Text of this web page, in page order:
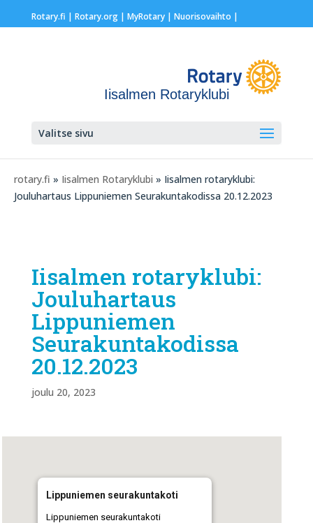
Rotary.fi | Rotary.org| MyRotary | Nuorisovaihto |
Iisalmen Rotaryklubi
Valitse sivu
rotary.fi » Iisalmen Rotaryklubi » Iisalmen rotaryklubi:
Jouluhartaus Lippuniemen Seurakuntakodissa 20.12.2023
Iisalmen rotaryklubi:
Jouluhartaus
Lippuniemen
Seurakuntakodissa
20.12.2023
joulu 20, 2023
Lippuniemen seurakuntakoti
Lippuniemen seurakuntakoti